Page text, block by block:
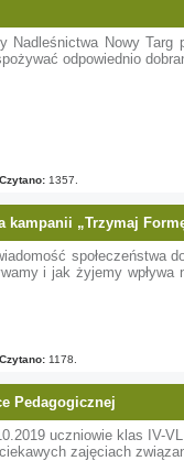
Nadleśnictwa Nowy
odpowiednio
Czytano: 1357.
kampanii „Trzymaj
społeczeństwa
i jak żyjemy
Czytano: 1178.
Pedagogicznej
uczniowie klas IV-
zajęciach